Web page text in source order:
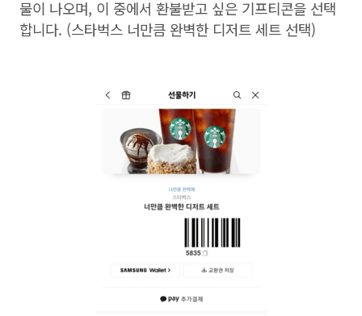
물이 나오며, 이 중에서 환불받고 싶은 기프티콘을 선택
합니다. (스타벅스 너만큼 완벽한 디저트 세트 선택)